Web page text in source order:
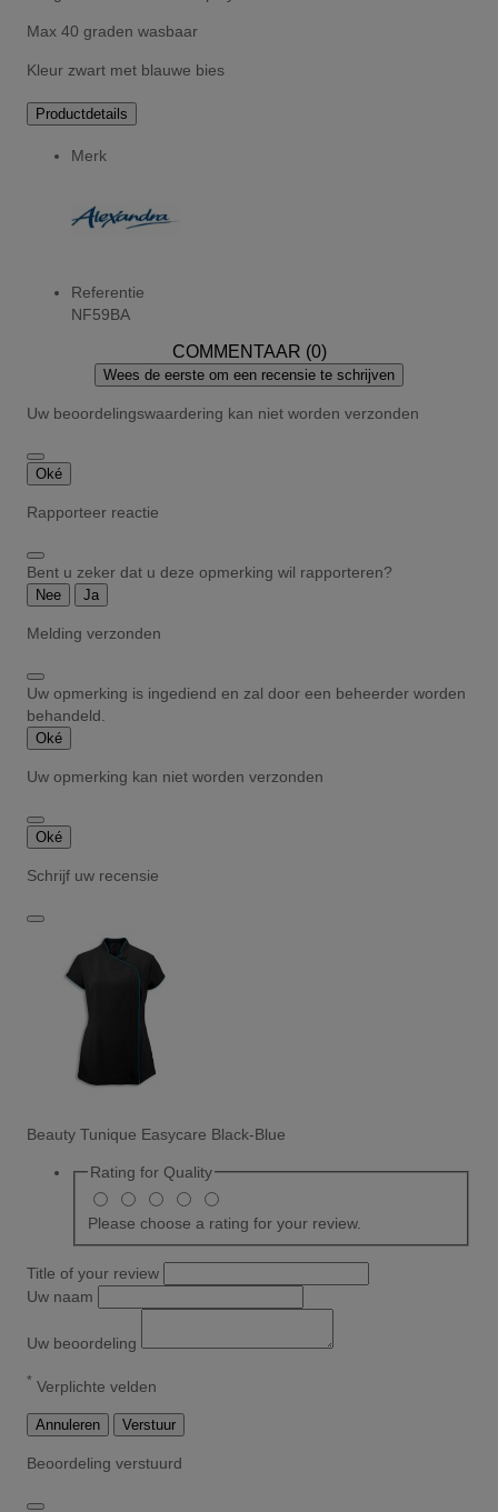
Max 40 graden wasbaar
Kleur zwart met blauwe bies
Productdetails
Merk
Referentie
NF59BA
COMMENTAAR (0)
Wees de eerste om een recensie te schrijven
Uw beoordelingswaardering kan niet worden verzonden
Oké
Rapporteer reactie
Bent u zeker dat u deze opmerking wil rapporteren?
Nee Ja
Melding verzonden
Uw opmerking is ingediend en zal door een beheerder worden
behandeld.
Oké
Uw opmerking kan niet worden verzonden
Oké
Schrijf uw recensie
Beauty Tunique Easycare Black-Blue
Rating for Quality
Please choose a rating for your review.
Title of your review
Uw naam
Uw beoordeling
* Verplichte velden
Annuleren Verstuur
Beoordeling verstuurd